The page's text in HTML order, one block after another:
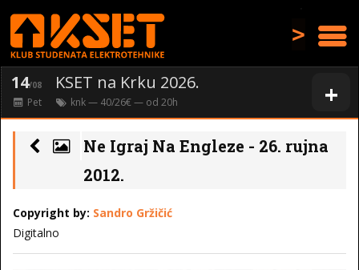
>
+
14/08 KSET na Krku 2026.
Pet knk— 40/26€ — od 20h
Ne Igraj Na Engleze - 26. rujna
2012.
Copyright by: Sandro Gržičić
Digitalno